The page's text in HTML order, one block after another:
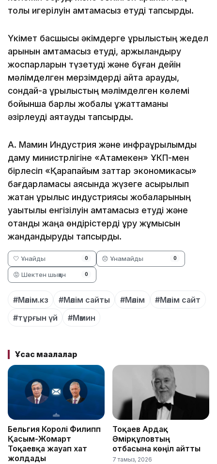
толық игерілуін қамтамасыз етуді тапсырды.
Үкімет басшысы әкімдерге құрылыстың жедел
қарқынын қамтамасыз етуді, қаржыландыру
жоспарларын түзетуді және бұған дейін
мәлімделген мерзімдерді қайта қарауды,
сондай-ақ құрылыстың мәлімделген көлемі
бойынша барлық жобалық құжаттаманы
әзірлеуді аяқтауды тапсырды.
А. Мамин Индустрия және инфрақұрылымдық
даму министрлігіне «Атамекен» ҰКП-мен
бірлесіп «Қарапайым заттар экономикасы»
бағдарламасы аясында жүзеге асырылып
жатқан құрылыс индустриясы жобаларының
уақытылы енгізілуін қамтамасыз етуді және
отандық жаңа өндірістерді құру жұмысын
жандандыруды тапсырды.
🤍 Ұнайды 0 😞 Ұнамайды 0
😡 Шектен шыққан 0
#Мәлім.кз #Мәлім сайты #Мәлім
#Мәлім сайт
#тұрғын үй
#Мәмин
Ұқсас мақалалар
Бельгия Королі Филипп
Қасым-Жомарт
Тоқаевқа жауап хат
жолдады
Тоқаев Ардақ
Әмірқұловтың
отбасына көңіл айтты
7 тамыз, 2026